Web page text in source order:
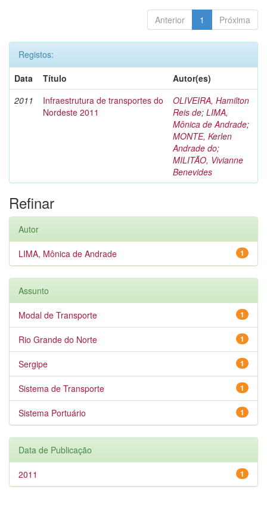
Anterior 1 Próxima
Registos:
Data
Título
Autor(es)
2011
Infraestrutura de transportes do
Nordeste 2011
OLIVEIRA, Hamilton
Reis de; LIMA,
Mônica de Andrade;
MONTE, Kerlen
Andrade do;
MILITÃO, Vivianne
Benevides
Refinar
Autor
1
LIMA, Mônica de Andrade
Assunto
1
Modal de Transporte
1
Rio Grande do Norte
1
Sergipe
1
Sistema de Transporte
1
Sistema Portuário
Data de Publicação
1
2011